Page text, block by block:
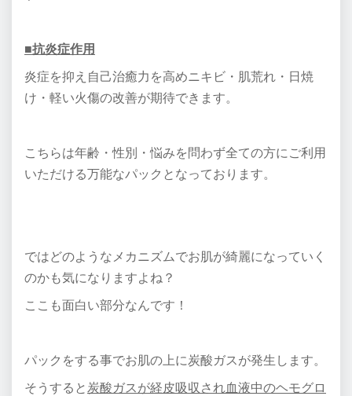
■抗炎症作用
炎症を抑え自己治癒力を高めニキビ・肌荒れ・日焼
け・軽い火傷の改善が期待できます。
こちらは年齢・性別・悩みを問わず全ての方にご利用
いただける万能なパックとなっております。
ではどのようなメカニズムでお肌が綺麗になっていく
のかも気になりますよね？
ここも面白い部分なんです！
パックをする事でお肌の上に炭酸ガスが発生します。
そうすると炭酸ガスが経皮吸収され血液中のヘモグロ